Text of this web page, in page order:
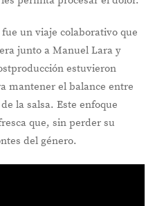
un viaje colaborativo que
junto a Manuel Lara y
estuvieron
mantener el balance entre
la salsa. Este enfoque
que, sin perder su
del género.